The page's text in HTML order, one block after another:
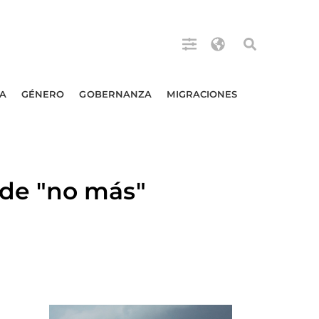
GÉNERO GOBERNANZA MIGRACIONES
"no más"